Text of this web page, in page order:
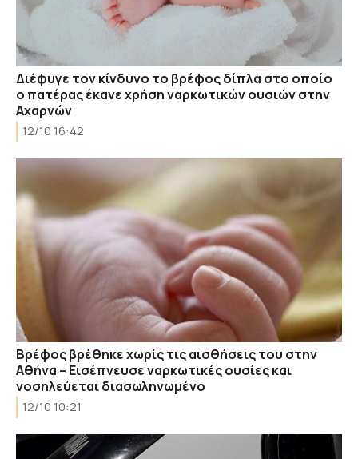
Διέφυγε τον κίνδυνο το βρέφος δίπλα στο οποίο
ο πατέρας έκανε χρήση ναρκωτικών ουσιών στην
Αχαρνών
12/10 16:42
Bρέφος βρέθηκε χωρίς τις αισθήσεις του στην
Αθήνα – Εισέπνευσε ναρκωτικές ουσίες και
νοσηλεύεται διασωληνωμένο
12/10 10:21